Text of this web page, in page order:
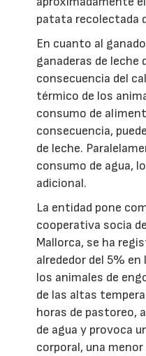
patata recolectada
En cuanto al
ganaderas de leche
consecuencia del
térmico de los
consumo de
consecuencia,
de leche.
consumo de agua,
adicional.
La entidad pone
cooperativa socia
Mallorca, se ha
alrededor del 5%
los animales de
de las altas
horas de pastoreo,
de agua y provoca
corporal, una